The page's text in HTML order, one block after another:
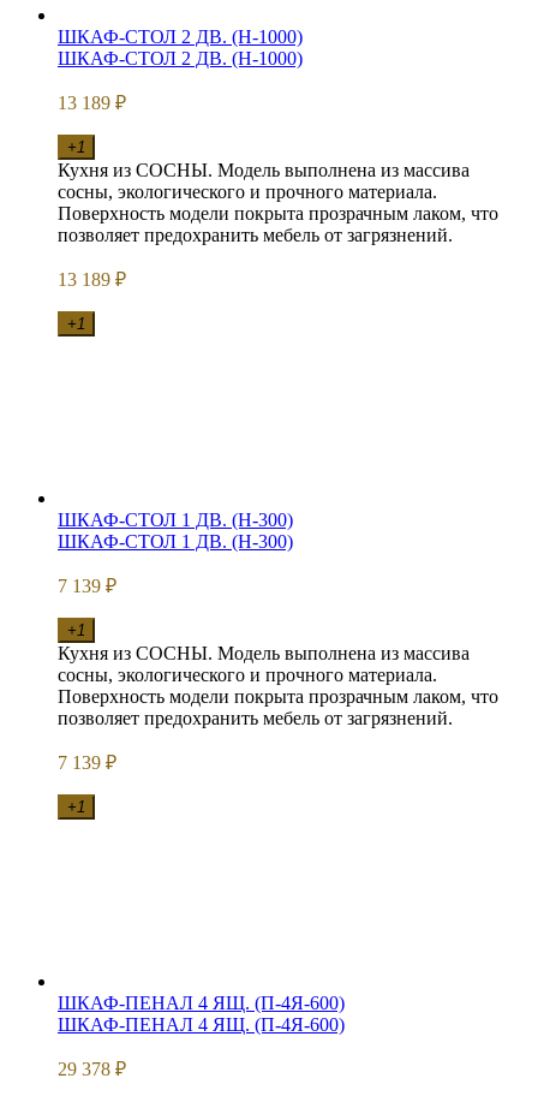
ШКАФ-СТОЛ 2 ДВ. (Н-1000)
ШКАФ-СТОЛ 2 ДВ. (Н-1000)
13 189 ₽
+1
Кухня из СОСНЫ. Модель выполнена из массива
сосны, экологического и прочного материала.
Поверхность модели покрыта прозрачным лаком, что
позволяет предохранить мебель от загрязнений.
13 189 ₽
+1
ШКАФ-СТОЛ 1 ДВ. (Н-300)
ШКАФ-СТОЛ 1 ДВ. (Н-300)
7 139 ₽
+1
Кухня из СОСНЫ. Модель выполнена из массива
сосны, экологического и прочного материала.
Поверхность модели покрыта прозрачным лаком, что
позволяет предохранить мебель от загрязнений.
7 139 ₽
+1
ШКАФ-ПЕНАЛ 4 ЯЩ. (П-4Я-600)
ШКАФ-ПЕНАЛ 4 ЯЩ. (П-4Я-600)
29 378 ₽